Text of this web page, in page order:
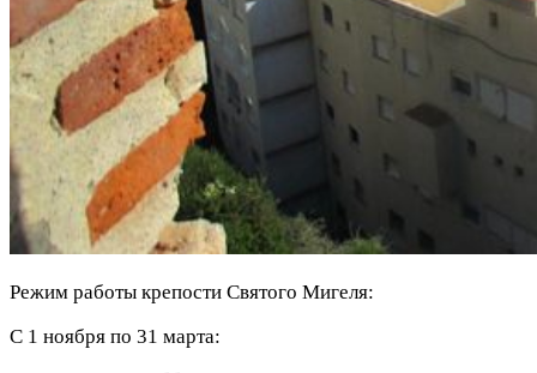
Режим работы крепости Святого Мигеля:
С 1 ноября по 31 марта: